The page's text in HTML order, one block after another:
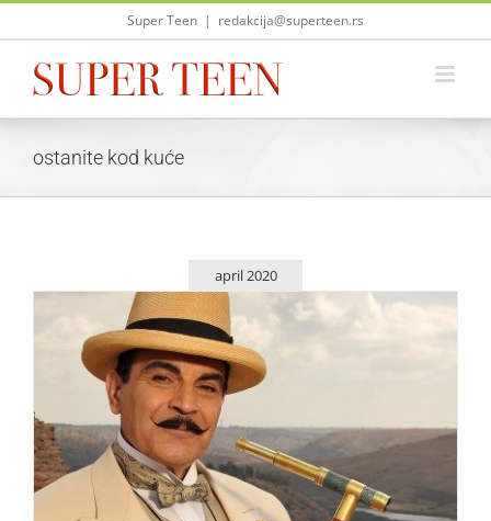
Skip
Super Teen | redakcija@superteen.rs
ostanite kod kuće
april 2020
Feelgood serije na Pickbox NOW
Život i zabava